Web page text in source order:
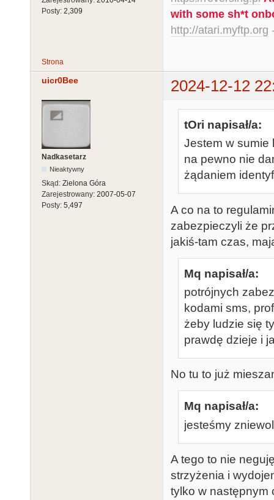
Posty: 2,309
with some sh*t
http://atari.myftp.org
Strona
uicr0Bee 2024-12-12
Nadkasetarz
Nieaktywny
Skąd: Zielona Góra
Zarejestrowany: 2007-05-07
Posty: 5,497
tOri napisał/a:
Jestem w sumie
na pewno nie
żądaniem
A co na to
zabezpieczyli że
jakiś-tam czas,
Mq napisał/a:
potrójnych
kodami sms,
żeby ludzie się
prawdę dzieje i
No tu to już
Mq napisał/a:
jesteśmy
A tego to nie
strzyżenia i
tylko w następnym